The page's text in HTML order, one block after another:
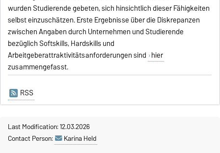
wurden Studierende gebeten, sich hinsichtlich dieser Fähigkeiten
selbst einzuschätzen. Erste Ergebnisse über die Diskrepanzen
zwischen Angaben durch Unternehmen und Studierende
bezüglich Softskills, Hardskills und
Arbeitgeberattraktivitätsanforderungen sind hier
zusammengefasst.
RSS
Last Modification: 12.03.2026
Contact Person:
Karina Held